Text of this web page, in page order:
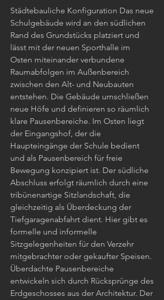
Städtebauliche Konfiguration Das neue
Schulgebäude wird an den südlichen
Rand des Grundstücks platziert und
lässt mit der neuen Sporthalle im
Osten miteinander verbundene
Raumabfolgen im Außenbereich
zwischen den Alt- und Neubauten
entstehen. Die Gebäude umschließen
neue Höfe und definieren so räumlich
klare Pausenbereiche. Im Osten liegt
der Eingangshof, der die
Haupteingänge der Schule bedient
und als Pausenbereich für freie
Bewegung konzipiert ist. Der südliche
Abschluss erfolgt räumlich durch eine
tribünenartige Sitzlandschaft, die
gleichzeitig als Überdeckung der
Tiefgaragenabfahrt dient. Hier gibt es
formelle und informelle
Sitzgelegenheiten für den Verzehr
mitgebrachter oder gekaufter Speisen.
Überdachte Pausenbereiche
entwickeln sich durch Rücksprünge des
Erdgeschosses aus der Architektur. Der